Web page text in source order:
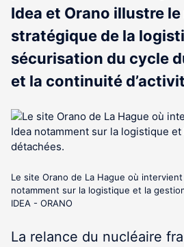
Idea et Orano illustre le
stratégique de la
sécurisation du cycle
et la continuité
Le site Orano de La Hague où
notamment sur la logistique et la
IDEA - ORANO
La relance du nucléaire